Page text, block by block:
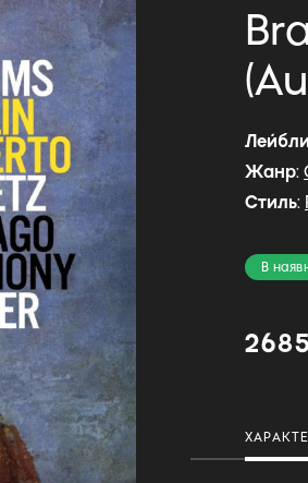
Жанр:
Стиль:
В